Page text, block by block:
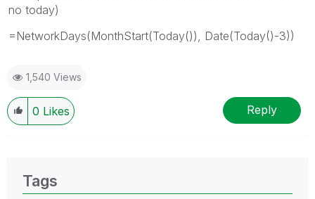
no today)
=NetworkDays(MonthStart(Today()), Date(Today()-3))
1,540 Views
0 Likes Reply
Tags